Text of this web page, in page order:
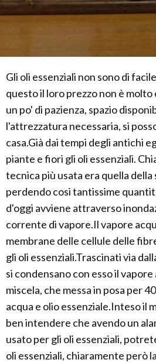
Gli oli essenziali non sono di
questo il loro prezzo non è
un po' di pazienza, spazio
l'attrezzatura necessaria, si
casa.Già dai tempi degli antichi
piante e fiori gli oli essenziali.
tecnica più usata era quella
perdendo cosi tantissime
d'oggi avviene attraverso
corrente di vapore.Il vapore
membrane delle cellule delle
gli oli essenziali.Trascinati via
si condensano con esso il vapore
miscela, che messa in posa per
acqua e olio essenziale.Inteso il
ben intendere che avendo un
usato per gli oli essenziali,
oli essenziali, chiaramente però